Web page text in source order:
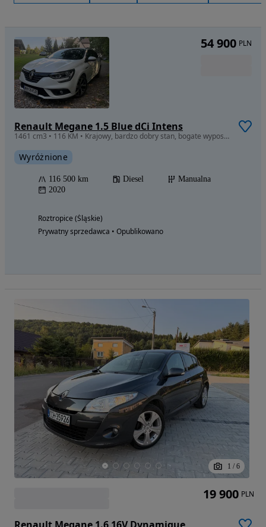
Renault Megane 1.5 Blue dCi Intens
1461 cm3 • 116 KM • Krajowy, bardzo dobry stan, bogate wyposażenie.
Wyróżnione
116 500 km Diesel
Manualna
2020
Roztropice (Śląskie)
Prywatny sprzedawca • Opublikowano
54 900 PLN
1 / 6
19 900 PLN